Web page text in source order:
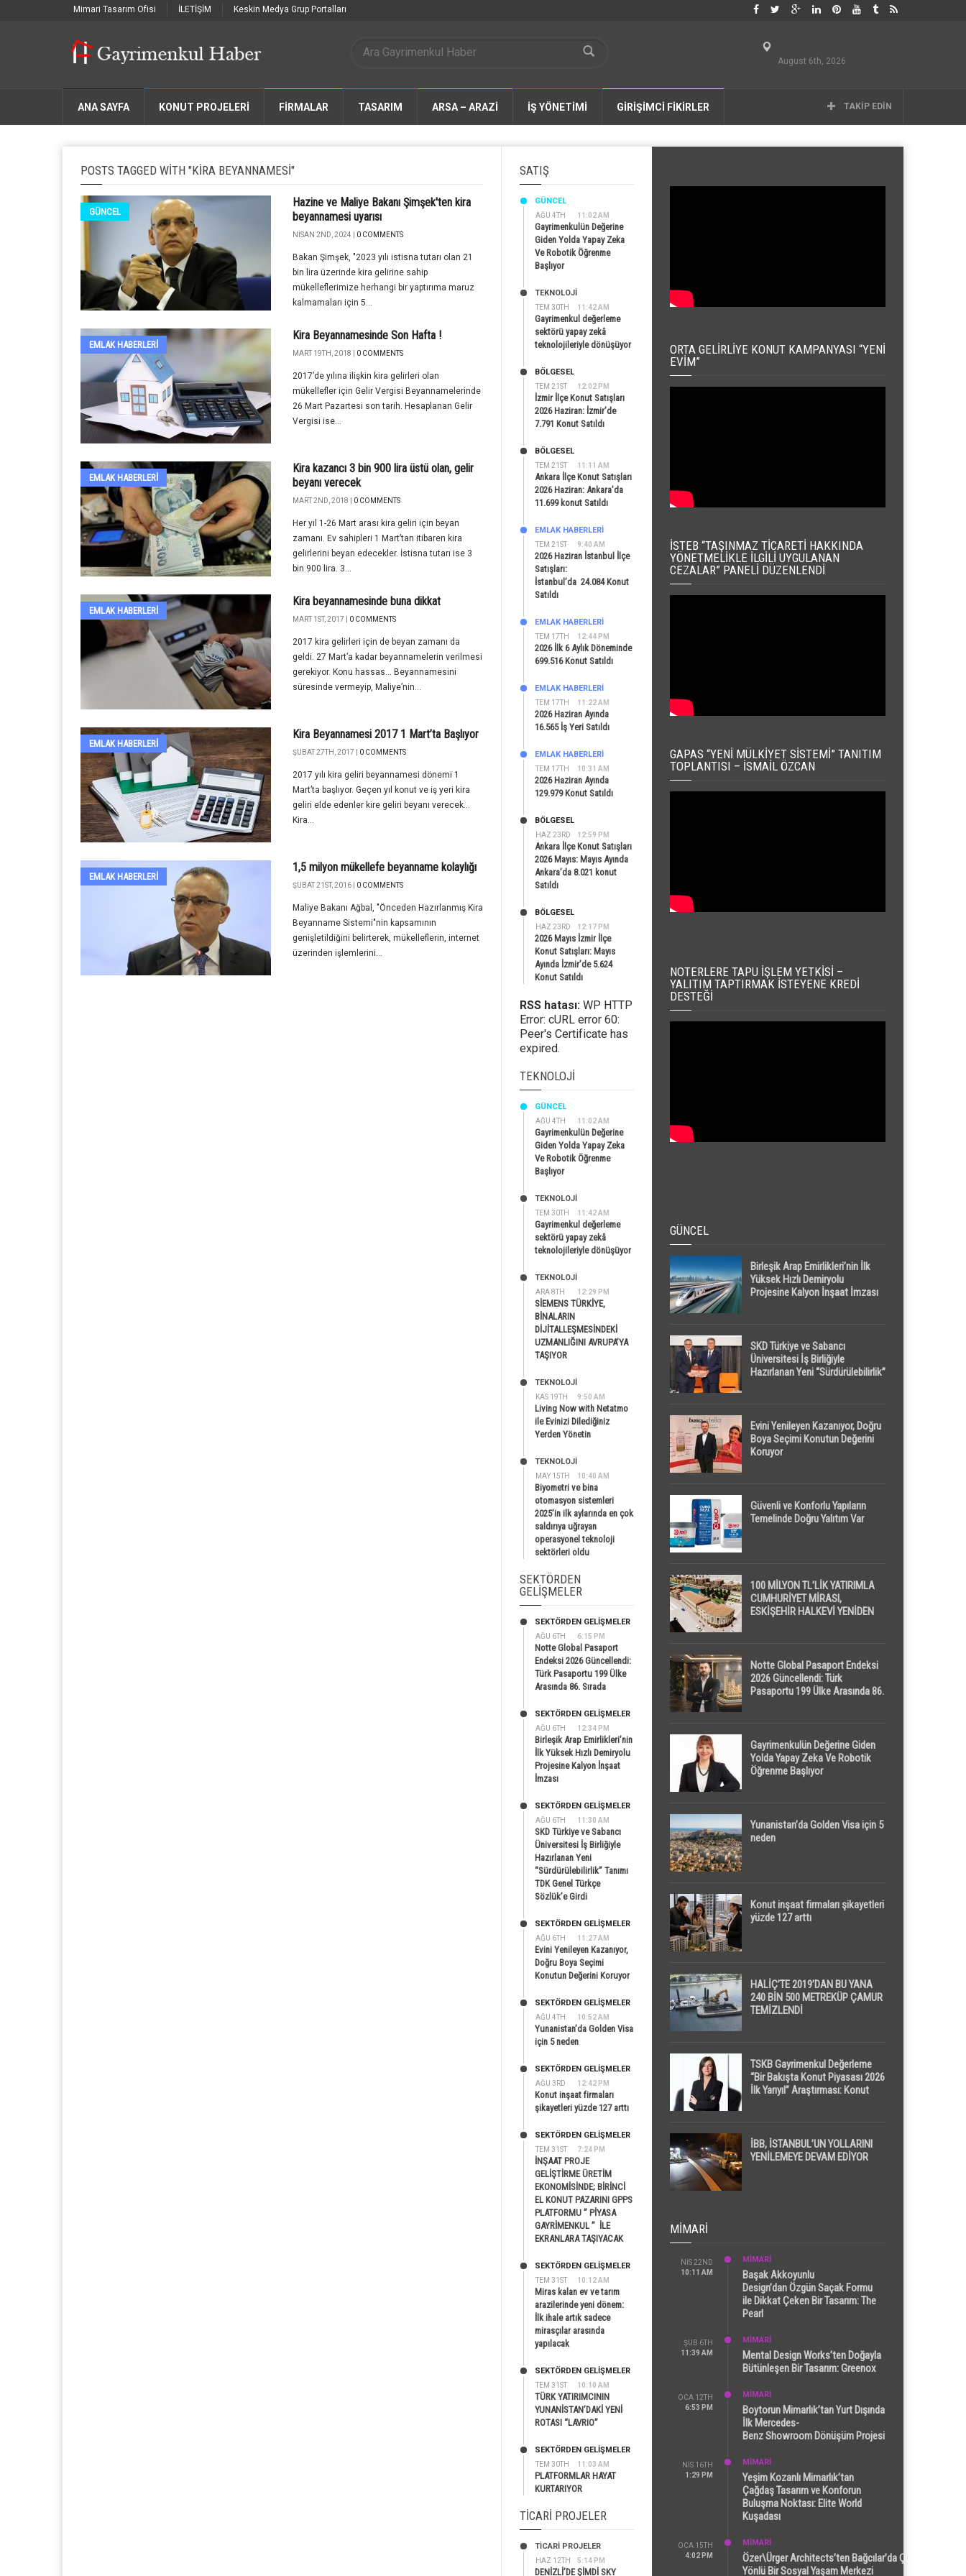
Mimari Tasarım Ofisi İLETİŞİM Keskin Medya Grup Portalları
August 6th, 2026
ANA SAYFA KONUT PROJELERİ FIRMALAR TASARIM ARSA – ARAZİ İŞ YÖNETİMİ GİRİŞİMCİ FİKİRLER TAKIP EDIN
POSTS TAGGED WITH "KIRA BEYANNAMESI"
GÜNCEL
Hazine ve Maliye Bakanı Şimşek'ten kira
beyannamesi uyarısı
NISAN 2ND, 2024 | 0 COMMENTS
Bakan Şimşek, "2023 yılı istisna tutarı olan 21
bin lira üzerinde kira gelirine sahip
mükelleflerimize herhangi bir yaptırıma maruz
kalmamaları için 5...
EMLAK HABERLERI
Kira Beyannamesinde Son Hafta !
MART 19TH, 2018 | 0 COMMENTS
2017’de yılına ilişkin kira gelirleri olan
mükellefler için Gelir Vergisi Beyannamelerinde
26 Mart Pazartesi son tarih. Hesaplanan Gelir
Vergisi ise...
EMLAK HABERLERI
Kira kazancı 3 bin 900 lira üstü olan, gelir
beyanı verecek
MART 2ND, 2018 | 0 COMMENTS
Her yıl 1-26 Mart arası kira geliri için beyan
zamanı. Ev sahipleri 1 Mart’tan itibaren kira
gelirlerini beyan edecekler. İstisna tutarı ise 3
bin 900 lira. 3...
EMLAK HABERLERI
Kira beyannamesinde buna dikkat
MART 1ST, 2017 | 0 COMMENTS
2017 kira gelirleri için de beyan zamanı da
geldi. 27 Mart’a kadar beyannamelerin verilmesi
gerekiyor. Konu hassas... Beyannamesini
süresinde vermeyip, Maliye’nin...
EMLAK HABERLERI
Kira Beyannamesi 2017 1 Mart’ta Başlıyor
ŞUBAT 27TH, 2017 | 0 COMMENTS
2017 yılı kira geliri beyannamesi dönemi 1
Mart’ta başlıyor. Geçen yıl konut ve iş yeri kira
geliri elde edenler kire geliri beyanı verecek…
Kira...
EMLAK HABERLERI
1,5 milyon mükellefe beyanname kolaylığı
ŞUBAT 21ST, 2016 | 0 COMMENTS
Maliye Bakanı Ağbal, "Önceden Hazırlanmış Kira
Beyanname Sistemi"nin kapsamının
genişletildiğini belirterek, mükelleflerin, internet
üzerinden işlemlerini...
SATIŞ
AĞU 4TH 11:02 AM
GÜNCEL
Gayrimenkulün Değerine
Giden Yolda Yapay Zeka
Ve Robotik Öğrenme
Başlıyor
TEM 30TH 11:42 AM
TEKNOLOJİ
Gayrimenkul değerleme
sektörü yapay zekâ
teknolojileriyle dönüşüyor
TEM 21ST 12:02 PM
BÖLGESEL
İzmir İlçe Konut Satışları
2026 Haziran: İzmir’de
7.791 Konut Satıldı
TEM 21ST 11:11 AM
BÖLGESEL
Ankara İlçe Konut Satışları
2026 Haziran: Ankara’da
11.699 konut Satıldı
TEM 21ST 9:40 AM
EMLAK HABERLERI
2026 Haziran İstanbul İlçe
Satışları:
İstanbul’da 24.084 Konut
Satıldı
TEM 17TH 12:44 PM
EMLAK HABERLERI
2026 İlk 6 Aylık Döneminde
699.516 Konut Satıldı
TEM 17TH 11:22 AM
EMLAK HABERLERI
2026 Haziran Ayında
16.565 İş Yeri Satıldı
TEM 17TH 10:31 AM
EMLAK HABERLERI
2026 Haziran Ayında
129.979 Konut Satıldı
HAZ 23RD 12:59 PM
BÖLGESEL
Ankara İlçe Konut Satışları
2026 Mayıs: Mayıs Ayında
Ankara’da 8.021 konut
Satıldı
HAZ 23RD 12:17 PM
BÖLGESEL
2026 Mayıs İzmir İlçe
Konut Satışları: Mayıs
Ayında İzmir’de 5.624
Konut Satıldı
RSS hatası: WP HTTP
Error: cURL error 60:
Peer's Certificate has
expired.
TEKNOLOJI
AĞU 4TH 11:02 AM
GÜNCEL
Gayrimenkulün Değerine
Giden Yolda Yapay Zeka
Ve Robotik Öğrenme
Başlıyor
TEM 30TH 11:42 AM
TEKNOLOJİ
Gayrimenkul değerleme
sektörü yapay zekâ
teknolojileriyle dönüşüyor
ARA 8TH 12:29 PM
TEKNOLOJİ
SİEMENS TÜRKİYE,
BİNALARIN
DİJİTALLEŞMESİNDEKİ
UZMANLIĞINI AVRUPA’YA
TAŞIYOR
KAS 19TH 9:50 AM
TEKNOLOJİ
Living Now with Netatmo
ile Evinizi Dilediğiniz
Yerden Yönetin
MAY 15TH 10:40 AM
TEKNOLOJİ
Biyometri ve bina
otomasyon sistemleri
2025’in ilk aylarında en çok
saldırıya uğrayan
operasyonel teknoloji
sektörleri oldu
SEKTÖRDEN
GELIŞMELER
AĞU 6TH 6:15 PM
SEKTÖRDEN GELIŞMELER
Notte Global Pasaport
Endeksi 2026 Güncellendi:
Türk Pasaportu 199 Ülke
Arasında 86. Sırada
AĞU 6TH 12:34 PM
SEKTÖRDEN GELIŞMELER
Birleşik Arap Emirlikleri’nin
İlk Yüksek Hızlı Demiryolu
Projesine Kalyon İnşaat
İmzası
AĞU 6TH 11:30 AM
SEKTÖRDEN GELIŞMELER
SKD Türkiye ve Sabancı
Üniversitesi İş Birliğiyle
Hazırlanan Yeni
“Sürdürülebilirlik” Tanımı
TDK Genel Türkçe
Sözlük’e Girdi
AĞU 6TH 11:27 AM
SEKTÖRDEN GELIŞMELER
Evini Yenileyen Kazanıyor,
Doğru Boya Seçimi
Konutun Değerini Koruyor
AĞU 4TH 10:52 AM
SEKTÖRDEN GELIŞMELER
Yunanistan’da Golden Visa
için 5 neden
AĞU 3RD 12:42 PM
SEKTÖRDEN GELIŞMELER
Konut inşaat firmaları
şikayetleri yüzde 127 arttı
TEM 31ST 7:24 PM
SEKTÖRDEN GELIŞMELER
İNŞAAT PROJE
GELİŞTİRME ÜRETİM
EKONOMİSİNDE; BİRİNCİ
EL KONUT PAZARINI GPPS
PLATFORMU ” PİYASA
GAYRİMENKUL ” İLE
EKRANLARA TAŞIYACAK
TEM 31ST 10:12 AM
SEKTÖRDEN GELIŞMELER
Miras kalan ev ve tarım
arazilerinde yeni dönem:
İlk ihale artık sadece
mirasçılar arasında
yapılacak
TEM 31ST 10:10 AM
SEKTÖRDEN GELIŞMELER
TÜRK YATIRIMCININ
YUNANİSTAN’DAKİ YENİ
ROTASI “LAVRIO”
TEM 30TH 11:03 AM
SEKTÖRDEN GELIŞMELER
PLATFORMLAR HAYAT
KURTARIYOR
TICARI PROJELER
HAZ 12TH 5:14 PM
TİCARİ PROJELER
DENİZLİ’DE ŞİMDİ SKY
ORTA GELIRLIYE KONUT KAMPANYASI “YENI
EVIM”
İSTEB “TAŞINMAZ TICARETI HAKKINDA
YÖNETMELIKLE İLGILI UYGULANAN
CEZALAR” PANELI DÜZENLENDI
GAPAS “YENI MÜLKIYET SISTEMI” TANITIM
TOPLANTISI – İSMAIL ÖZCAN
NOTERLERE TAPU İŞLEM YETKISI –
YALITIM TAPTIRMAK İSTEYENE KREDI
DESTEĞI
GÜNCEL
Birleşik Arap Emirlikleri’nin İlk
Yüksek Hızlı Demiryolu
Projesine Kalyon İnşaat İmzası
SKD Türkiye ve Sabancı
Üniversitesi İş Birliğiyle
Hazırlanan Yeni “Sürdürülebilirlik”
Evini Yenileyen Kazanıyor, Doğru
Boya Seçimi Konutun Değerini
Koruyor
Güvenli ve Konforlu Yapıların
Temelinde Doğru Yalıtım Var
100 MİLYON TL’LİK YATIRIMLA
CUMHURİYET MİRASI,
ESKİŞEHİR HALKEVİ YENİDEN
Notte Global Pasaport Endeksi
2026 Güncellendi: Türk
Pasaportu 199 Ülke Arasında 86.
Gayrimenkulün Değerine Giden
Yolda Yapay Zeka Ve Robotik
Öğrenme Başlıyor
Yunanistan’da Golden Visa için 5
neden
Konut inşaat firmaları şikayetleri
yüzde 127 arttı
HALİÇ’TE 2019’DAN BU YANA
240 BİN 500 METREKÜP ÇAMUR
TEMİZLENDİ
TSKB Gayrimenkul Değerleme
“Bir Bakışta Konut Piyasası 2026
İlk Yarıyıl” Araştırması: Konut
Dikkat Çekti
İBB, İSTANBUL’UN YOLLARINI
YENİLEMEYE DEVAM EDİYOR
MIMARI
NIS 22ND
10:11 AM
MİMARİ
Başak Akkoyunlu
Design’dan Özgün Saçak Formu
ile Dikkat Çeken Bir Tasarım: The
Pearl
ŞUB 6TH
11:39 AM
MİMARİ
Mental Design Works’ten Doğayla
Bütünleşen Bir Tasarım: Greenox
OCA 12TH
6:53 PM
MİMARİ
Boytorun Mimarlık’tan Yurt Dışında
İlk Mercedes-
Benz Showroom Dönüşüm Projesi
NIS 16TH
1:29 PM
MİMARİ
Yeşim Kozanlı Mimarlık’tan
Çağdaş Tasarım ve Konforun
Buluşma Noktası: Elite World
Kuşadası
OCA 15TH
4:02 PM
MİMARİ
Özer\Ürger Architects’ten Bağcılar’da Çok
Yönlü Bir Sosyal Yaşam Merkezi